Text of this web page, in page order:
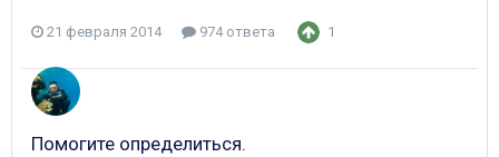
21 февраля 2014 974 ответа 1
Помогите определиться.